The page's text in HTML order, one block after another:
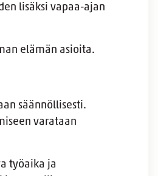
lisäksi vapaa-ajan
elämän asioita.
säännöllisesti.
varataan
työaika ja